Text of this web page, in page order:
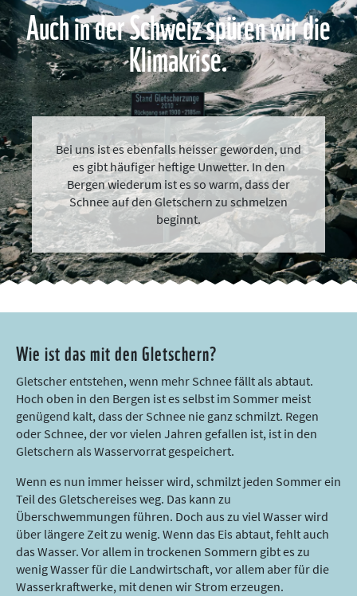
Auch in der Schweiz spüren wir die
Klimakrise.
Bei uns ist es ebenfalls heisser geworden, und
es gibt häufiger heftige Unwetter. In den
Bergen wiederum ist es so warm, dass der
Schnee auf den Gletschern zu schmelzen
beginnt.
Wie ist das mit den Gletschern?
Gletscher entstehen, wenn mehr Schnee fällt als abtaut.
Hoch oben in den Bergen ist es selbst im Sommer meist
genügend kalt, dass der Schnee nie ganz schmilzt. Regen
oder Schnee, der vor vielen Jahren gefallen ist, ist in den
Gletschern als Wasservorrat gespeichert.
Wenn es nun immer heisser wird, schmilzt jeden Sommer ein
Teil des Gletschereises weg. Das kann zu
Überschwemmungen führen. Doch aus zu viel Wasser wird
über längere Zeit zu wenig. Wenn das Eis abtaut, fehlt auch
das Wasser. Vor allem in trockenen Sommern gibt es zu
wenig Wasser für die Landwirtschaft, vor allem aber für die
Wasserkraftwerke, mit denen wir Strom erzeugen.